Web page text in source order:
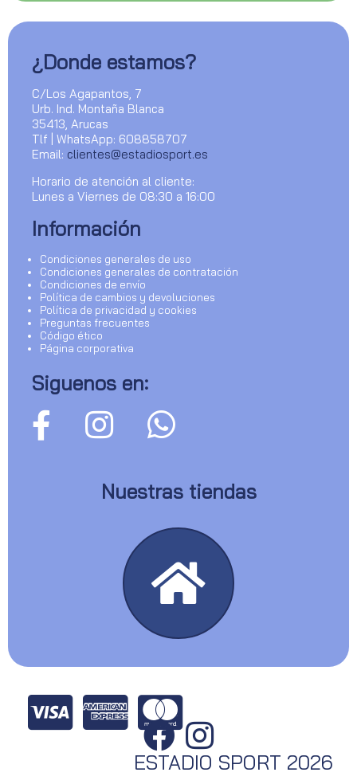
¿Donde estamos?
C/Los Agapantos, 7
Urb. Ind. Montaña Blanca
35413, Arucas
Tlf | WhatsApp: 608858707
Email: clientes@estadiosport.es
Horario de atención al cliente:
Lunes a Viernes de 08:30 a 16:00
Información
Condiciones generales de uso
Condiciones generales de contratación
Condiciones de envío
Política de cambios y devoluciones
Política de privacidad y cookies
Preguntas frecuentes
Código ético
Página corporativa
Siguenos en:
Nuestras tiendas
ESTADIO SPORT 2026